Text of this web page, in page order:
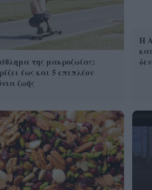
της μακροζωίας:
έως και 5 επιπλέον
ζωής
Η